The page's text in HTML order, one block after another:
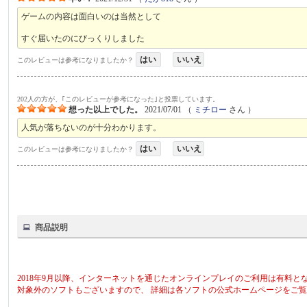
ゲームの内容は面白いのは当然として
すぐ届いたのにびっくりしました
このレビューは参考になりましたか？ はい いいえ
202人の方が、｢このレビューが参考になった｣と投票しています。
想った以上でした。 2021/07/01 （ ミチロー さん ）
人気が落ちないのが十分わかります。
このレビューは参考になりましたか？ はい いいえ
商品説明
2018年9月以降、インターネットを通じたオンラインプレイのご利用は有料と
対象外のソフトもございますので、 詳細は各ソフトの公式ホームページをご覧